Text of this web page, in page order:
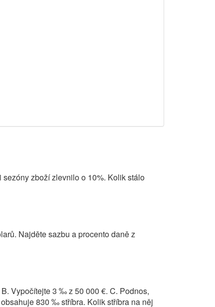
zboží zlevnilo o 10%. Kolik stálo
Najděte sazbu a procento daně z
Vypočítejte 3 ‰ z 50 000 €. C. Podnos,
830 ‰ stříbra. Kolik stříbra na něj